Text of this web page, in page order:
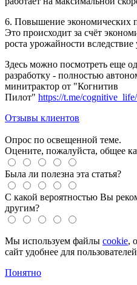
6. Повышение экономических
Это происходит за счёт
роста урожайности
Здесь можно посмотреть еще
разработку - полностью
минитрактор от "Когнитив
Пилот" https://t.me/
Отзывы клиентов
Опрос по освещенной теме.
Оцените, пожалуйста, общее
Была ли полезна эта статья?
С какой вероятностью Вы
другим?
Мы используем файлы cookie,
сайт удобнее для пользователей
Понятно